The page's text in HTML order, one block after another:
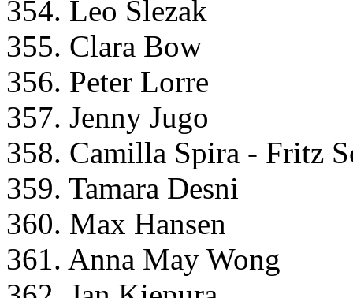
354. Leo Slezak
355. Clara Bow
356. Peter Lorre
357. Jenny Jugo
358. Camilla Spira - Fritz
359. Tamara Desni
360. Max Hansen
361. Anna May Wong